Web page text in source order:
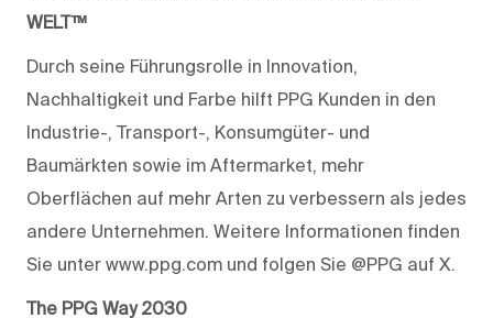
WELT™
Durch seine Führungsrolle in Innovation,
Nachhaltigkeit und Farbe hilft PPG Kunden in den
Industrie-, Transport-, Konsumgüter- und
Baumärkten sowie im Aftermarket, mehr
Oberflächen auf mehr Arten zu verbessern als jedes
andere Unternehmen. Weitere Informationen finden
Sie unter www.ppg.com und folgen Sie @PPG auf X.
The PPG Way 2030